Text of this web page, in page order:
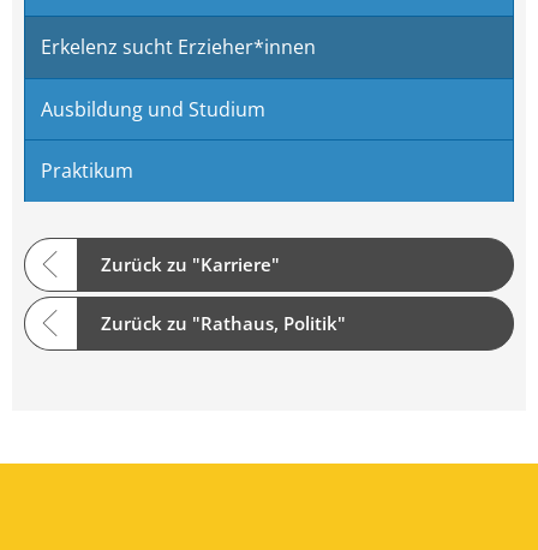
Erkelenz sucht Erzieher*innen
Ausbildung und Studium
Praktikum
Zurück zu "Karriere"
Zurück zu "Rathaus, Politik"